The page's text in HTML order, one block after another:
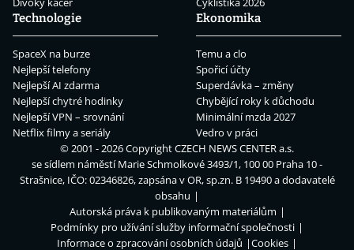
Technologie
SpaceX na burze
Nejlepší telefony
Nejlepší AI zdarma
Nejlepší chytré hodinky
Nejlepší VPN – srovnání
Netflix filmy a seriály
Ekonomika
Temu a clo
Spořicí účty
Superdávka – změny
Chybějící roky k důchodu
Minimální mzda 2027
Vedro v práci
© 2001 - 2026 CopyrightCZECH NEWS CENTER a.s.
se sídlem náměstí Marie Schmolkové 3493/1, 100 00 Praha 10 -
Strašnice, IČO: 02346826, zapsána v OR, sp.zn. B 19490 a dodavatelé
obsahu
Autorská práva k publikovaným materiálům
Podmínky pro užívání služby informační společnosti
Informace o zpracování osobních údajů
Cookies